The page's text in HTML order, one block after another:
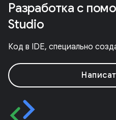
Разработка с
Studio
Код в IDE, специально